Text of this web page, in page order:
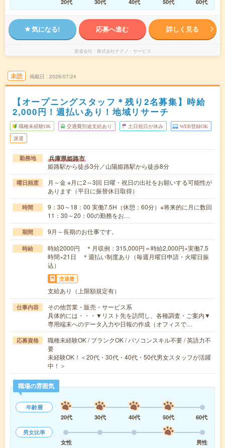
20代 30代 40代 50代 60代
気になる! 応募へ進む 詳しく見る
派遣会社 株式会社テクノ・サービス
未読 掲載日 2026/07/24
【オープニングスタッフ＊残り2名募集】時給
2,000円！週払いあり！地域リサーチ
職種未経験OK 交通費別途支給あり 土日祝日が休み WEB登録OK
派遣
勤務地 兵庫県姫路市
姫路駅から徒歩3分／山陽姫路駅から徒歩8分
曜日頻度
月～金 ※月に2～3回 日曜・祝日の出社をお願いする可能性が
あります（平日に振替休日取得）
時間
9：30～18：00 実働7.5H（休憩：60分）※将来的に月に数回
11：30～20：00の勤務をお…
期間 9月～長期のお仕事です。
時給
時給2000円 ＊月収例：315,000円＝時給2,000円×実働7.5
時間×21日 ＊週払い制度あり（毎週月曜日申請・火曜日振
込）
交通費
支給あり（上限額規定有）
仕事内容
その他営業・販売・サービス系
具体的には・・・▼リスト先を訪問し、各種調査・ご案内▼
専用端末へのデータ入力や日報の作成（オフィスで…
応募資格
職種未経験OK / ブランクOK / パソコンスキル不要 / 英語力不
要
未経験OK！＜20代・30代・40代・50代男女スタッフが活躍
中！＞
職場の雰囲気
年齢層
20代
30代 40代 50代
60代
男女比率
女性
男性